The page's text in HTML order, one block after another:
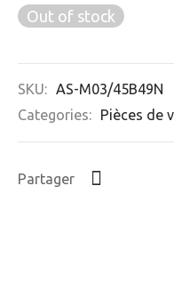
Out of stock
SKU: AS-M03/45B49N
Categories:
Pièces de
Partager